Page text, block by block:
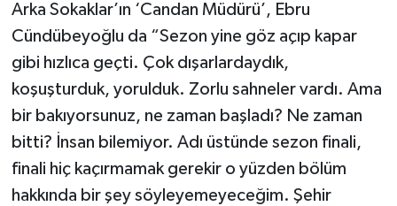
Arka Sokaklar’ın ‘Candan Müdürü’, Ebru
Cündübeyoğlu da “Sezon yine göz açıp kapar
gibi hızlıca geçti. Çok dışarlardaydık,
koşuşturduk, yorulduk. Zorlu sahneler vardı. Ama
bir bakıyorsunuz, ne zaman başladı? Ne zaman
bitti? İnsan bilemiyor. Adı üstünde sezon finali,
finali hiç kaçırmamak gerekir o yüzden bölüm
hakkında bir şey söyleyemeyeceğim. Şehir